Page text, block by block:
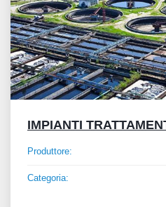
IMPIANTI
Produttore:
Categoria: